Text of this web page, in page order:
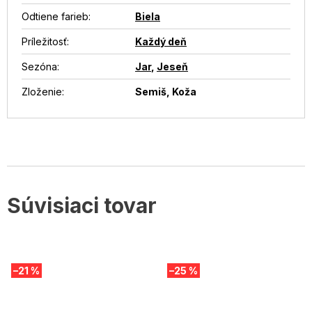
Súvisiaci tovar
–21 % –25 %
Odtiene farieb: Biela
Príležitosť: Každý deň
Sezóna: Jar, Jeseň
Zloženie: Semiš, Koža